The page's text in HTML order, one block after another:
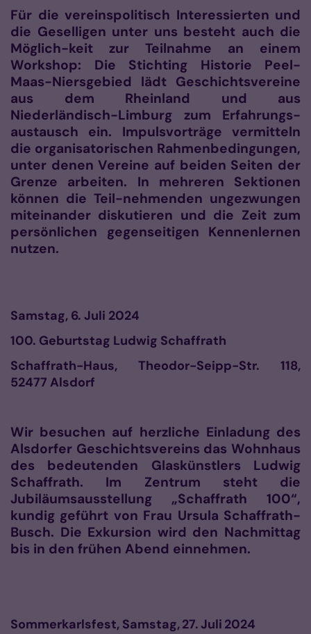
Für die vereinspolitisch Interessierten und
die Geselligen unter uns besteht auch die
Möglich-keit zur Teilnahme an einem
Workshop: Die Stichting Historie Peel-
Maas-Niersgebied lädt Geschichtsvereine
aus dem Rheinland und aus
Niederländisch-Limburg zum Erfahrungs-
austausch ein. Impulsvorträge vermitteln
die organisatorischen Rahmenbedingungen,
unter denen Vereine auf beiden Seiten der
Grenze arbeiten. In mehreren Sektionen
können die Teil-nehmenden ungezwungen
miteinander diskutieren und die Zeit zum
persönlichen gegenseitigen Kennenlernen
nutzen.
Samstag, 6. Juli 2024
100. Geburtstag Ludwig Schaffrath
Schaffrath-Haus, Theodor-Seipp-Str. 118,
52477 Alsdorf
Wir besuchen auf herzliche Einladung des
Alsdorfer Geschichtsvereins das Wohnhaus
des bedeutenden Glaskünstlers Ludwig
Schaffrath. Im Zentrum steht die
Jubiläumsausstellung „Schaffrath 100“,
kundig geführt von Frau Ursula Schaffrath-
Busch. Die Exkursion wird den Nachmittag
bis in den frühen Abend einnehmen.
Sommerkarlsfest, Samstag,27.Juli 2024